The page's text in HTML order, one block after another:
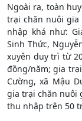
Ngoài ra, toàn
trại chăn nuôi gia
nhập khá như:
Sinh Thức,
xuyên duy trì từ
đồng/năm; gia
Cường, xã Mậu
gia trại chăn nuôi
thu nhập trên 50